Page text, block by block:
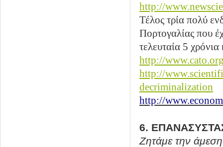
http://
Τέλος τρία πολύ
Πορτογαλίας που
τελευταία 5
http://
http://
decriminalization
http://
6.
Ζητάμε την